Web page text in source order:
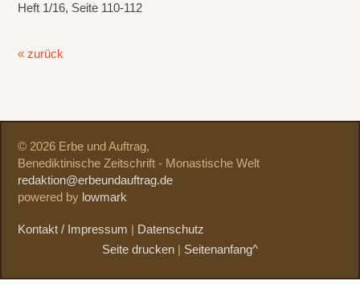
Heft 1/16, Seite 110-112
« zurück
© 2026 Erbe und Auftrag,
Benediktinische Zeitschrift - Monastische Welt
redaktion@erbeundauftrag.de
powered by lowmark
Kontakt / Impressum
Datenschutz
Seite drucken
Seitenanfang^